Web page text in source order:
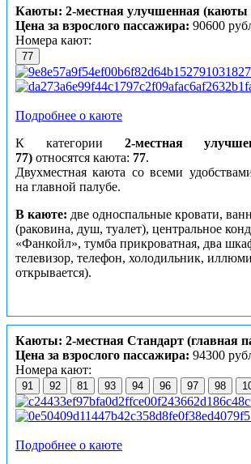
Каюты: 2-местная улучшенная (каюты
Цена за взрослого пассажира: 90600
Номера кают:
77
Подробнее о каюте
К категории 2-местная
77) относятся каюта: 77.
Двухместная каюта со всеми
на главной палубе.
В каюте: две односпальные кровати,
(раковина, душ, туалет), центральное
«Фанкойл», тумба прикроватная, два
телевизор, телефон, холодильник,
открывается).
Каюты: 2-местная Стандарт (главная
Цена за взрослого пассажира: 94300
Номера кают:
91 92 81 93 94 96 97 98
Подробнее о каюте